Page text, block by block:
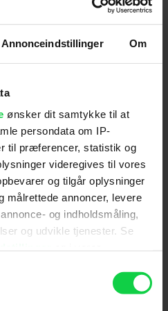
Annonceindstillinger Om
ønsker dit samtykke til at
persondata om IP-
til præferencer, statistik og
videregives til vores
og tilgår oplysninger
målrettede annoncer, levere
og indholdsmåling,
og udvikle tjenester. Se
fra vores
at trykke på "Privacy
fortryller William
er så stor en naturkraft
med hende, man
engelsksprogede
Ekko
hvor hver del smelter
og skaber en oplevelse,